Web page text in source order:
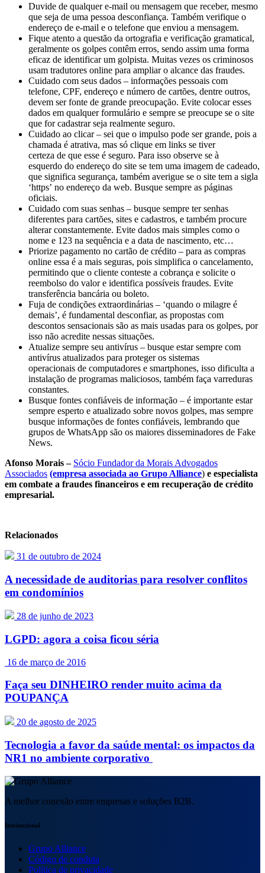
Duvide de qualquer e-mail ou mensagem que receber, mesmo
que seja de uma pessoa desconfiança. Também verifique o
endereço de e-mail e o telefone que enviou a mensagem.
Fique atento a questão da ortografia e verificação gramatical,
geralmente os golpes contêm erros, sendo assim uma forma
eficaz de identificar um golpista. Muitas vezes os criminosos
usam tradutores online para ampliar o alcance das fraudes.
Cuidado com seus dados – informações pessoais com
telefone, CPF, endereço e número de cartões, dentre outros,
devem ser fonte de grande preocupação. Evite colocar esses
dados em qualquer formulário e sempre se preocupe se o site
que for cadastrar seja realmente seguro.
Cuidado ao clicar – sei que o impulso pode ser grande, pois a
chamada é atrativa, mas só clique em links se tiver
certeza de que esse é seguro. Para isso observe se à
esquerdo do endereço do site se tem uma imagem de cadeado,
que significa segurança, também averigue se o site tem a sigla
‘https’ no endereço da web. Busque sempre as páginas
oficiais.
Cuidado com suas senhas – busque sempre ter senhas
diferentes para cartões, sites e cadastros, e também procure
alterar constantemente. Evite dados mais simples como o
nome e 123 na sequência e a data de nascimento, etc…
Priorize pagamento no cartão de crédito – para as compras
online essa é a mais seguras, pois simplifica o cancelamento,
permitindo que o cliente conteste a cobrança e solicite o
reembolso do valor e identifica possíveis fraudes. Evite
transferência bancária ou boleto.
Fuja de condições extraordinárias – ‘quando o milagre é
demais’, é fundamental desconfiar, as propostas com
descontos sensacionais são as mais usadas para os golpes, por
isso não acredite nessas situações.
Atualize sempre seu antivírus – busque estar sempre com
antivírus atualizados para proteger os sistemas
operacionais de computadores e smartphones, isso dificulta a
instalação de programas maliciosos, também faça varreduras
constantes.
Busque fontes confiáveis de informação – é importante estar
sempre esperto e atualizado sobre novos golpes, mas sempre
busque informações de fontes confiáveis, lembrando que
grupos de WhatsApp são os maiores disseminadores de Fake
News.
Afonso Morais – Sócio Fundador da Morais Advogados
Associados (empresa associada ao Grupo Alliance) e especialista
em combate a fraudes financeiros e em recuperação de crédito
empresarial.
Relacionados
31 de outubro de 2024
A necessidade de auditorias para resolver conflitos
em condomínios
28 de junho de 2023
LGPD: agora a coisa ficou séria
16 de março de 2016
Faça seu DINHEIRO render muito acima da
POUPANÇA
20 de agosto de 2025
Tecnologia a favor da saúde mental: os impactos da
NR1 no ambiente corporativo
A melhor conexão entre empresas e soluções B2B.
Institucional
Grupo Alliance
Código de conduta
Política de privacidade